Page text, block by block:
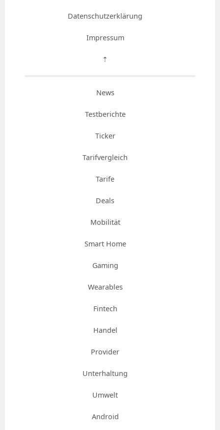
Datenschutzerklärung
Impressum
⇡
News
Testberichte
Ticker
Tarifvergleich
Tarife
Deals
Mobilität
Smart Home
Gaming
Wearables
Fintech
Handel
Provider
Unterhaltung
Umwelt
Android